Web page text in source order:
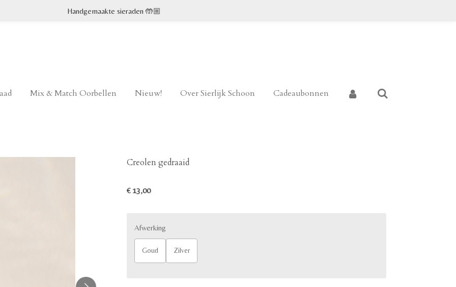
Handgemaakte sieraden 🤲🏼
Mix & Match Oorbellen Nieuw! Over Sierlijk Schoon
Cadeaubonnen
Creolen gedraaid
€ 13,00
Afwerking
Goud Zilver